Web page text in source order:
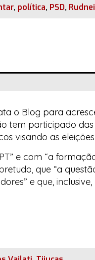
, política, PSD,
o Blog para
tem participado
visando as eleições
e com “a
que “a
e que,